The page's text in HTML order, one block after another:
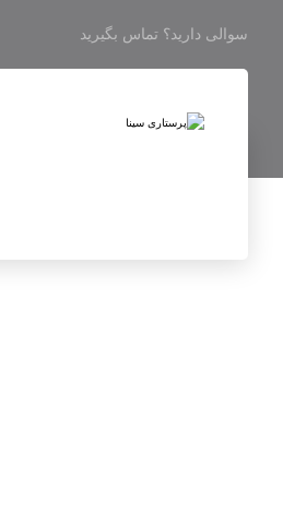
سوالی دارید؟ تماس بگیرید